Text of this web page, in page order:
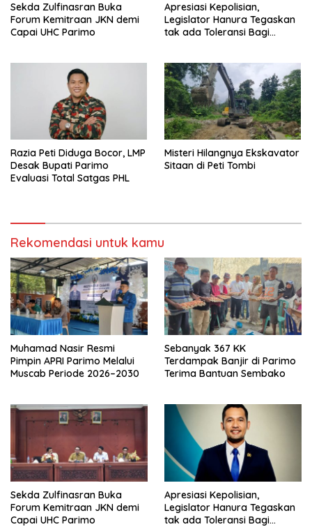
Sekda Zulfinasran Buka
Forum Kemitraan JKN demi
Capai UHC Parimo
Apresiasi Kepolisian,
Legislator Hanura Tegaskan
tak ada Toleransi Bagi
Razia Peti Diduga Bocor, LMP
Desak Bupati Parimo
Evaluasi Total Satgas PHL
Misteri Hilangnya Ekskavator
Sitaan di Peti Tombi
Rekomendasi untuk kamu
Muhamad Nasir Resmi
Pimpin APRI Parimo Melalui
Muscab Periode 2026–2030
Sebanyak 367 KK
Terdampak Banjir di Parimo
Terima Bantuan Sembako
Sekda Zulfinasran Buka
Forum Kemitraan JKN demi
Capai UHC Parimo
Apresiasi Kepolisian,
Legislator Hanura Tegaskan
tak ada Toleransi Bagi